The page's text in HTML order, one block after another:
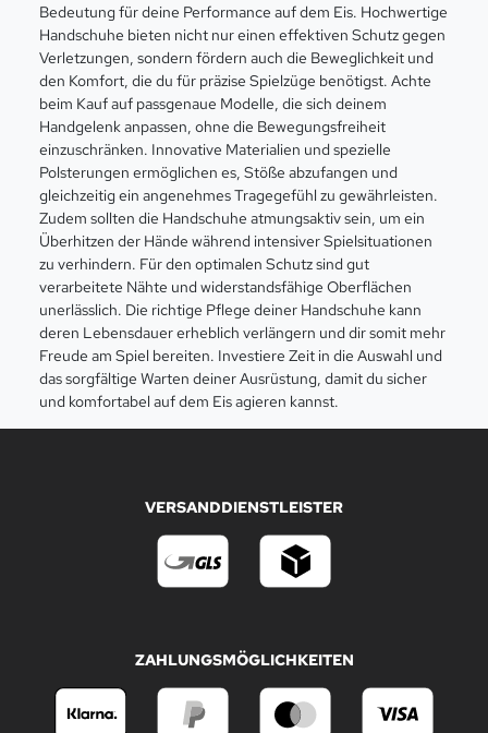
Bedeutung für deine Performance auf dem Eis. Hochwertige
Handschuhe bieten nicht nur einen effektiven Schutz gegen
Verletzungen, sondern fördern auch die Beweglichkeit und
den Komfort, die du für präzise Spielzüge benötigst. Achte
beim Kauf auf passgenaue Modelle, die sich deinem
Handgelenk anpassen, ohne die Bewegungsfreiheit
einzuschränken. Innovative Materialien und spezielle
Polsterungen ermöglichen es, Stöße abzufangen und
gleichzeitig ein angenehmes Tragegefühl zu gewährleisten.
Zudem sollten die Handschuhe atmungsaktiv sein, um ein
Überhitzen der Hände während intensiver Spielsituationen
zu verhindern. Für den optimalen Schutz sind gut
verarbeitete Nähte und widerstandsfähige Oberflächen
unerlässlich. Die richtige Pflege deiner Handschuhe kann
deren Lebensdauer erheblich verlängern und dir somit mehr
Freude am Spiel bereiten. Investiere Zeit in die Auswahl und
das sorgfältige Warten deiner Ausrüstung, damit du sicher
und komfortabel auf dem Eis agieren kannst.
VERSANDDIENSTLEISTER
ZAHLUNGSMÖGLICHKEITEN